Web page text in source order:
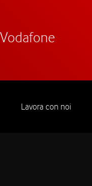
Lavora con noi